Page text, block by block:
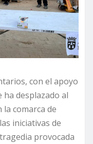
con el apoyo
desplazado al
comarca de
iniciativas de
provocada